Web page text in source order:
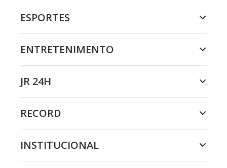
ESPORTES
ENTRETENIMENTO
JR 24H
RECORD
INSTITUCIONAL